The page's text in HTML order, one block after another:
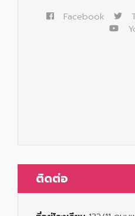
Facebook
ติดต่อ